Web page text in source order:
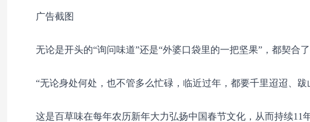
广告截图
无论是开头的“询问味道”还是“外婆口袋里的一把坚果”，都契合
“无论身处何处，也不管多么忙碌，临近过年，都要千里迢迢、
这是百草味在每年农历新年大力弘扬中国春节文化，从而持续11